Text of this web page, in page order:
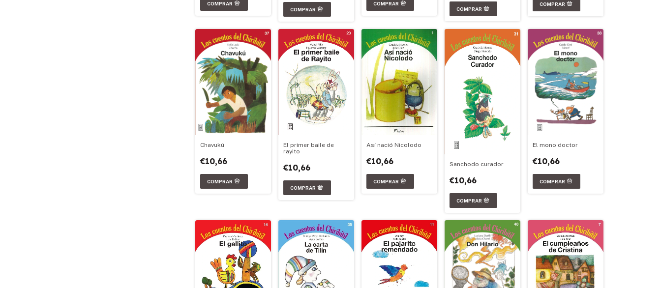
Chavukú
€10,66
El primer baile de
rayito
€10,66
Así nació Nicolodo
€10,66 Sanchodo curador
€10,66
El mono doctor
€10,66